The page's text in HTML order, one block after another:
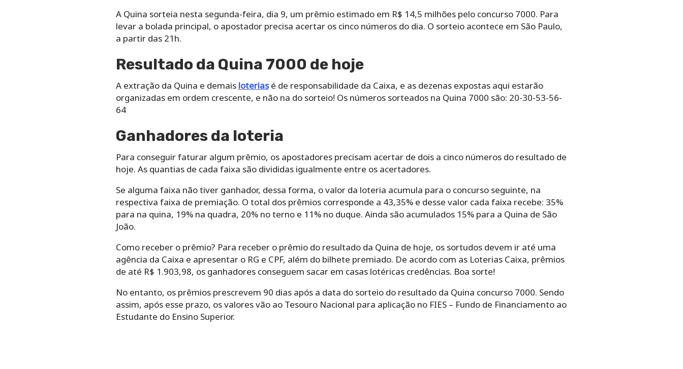
A Quina sorteia nesta segunda-feira, dia 9, um prêmio estimado em R$ 14,5 milhões pelo concurso 7000. Para
levar a bolada principal, o apostador precisa acertar os cinco números do dia. O sorteio acontece em São Paulo,
a partir das 21h.
Resultado da Quina 7000 de hoje
A extração da Quina e demais loteriasé de responsabilidade da Caixa, e as dezenas expostas aqui estarão
organizadas em ordem crescente, e não na do sorteio! Os números sorteados na Quina 7000 são: 20-30-53-56-
64
Ganhadores da loteria
Para conseguir faturar algum prêmio, os apostadores precisam acertar de dois a cinco números do resultado de
hoje. As quantias de cada faixa são divididas igualmente entre os acertadores.
Se alguma faixa não tiver ganhador, dessa forma, o valor da loteria acumula para o concurso seguinte, na
respectiva faixa de premiação. O total dos prêmios corresponde a 43,35% e desse valor cada faixa recebe: 35%
para na quina, 19% na quadra, 20% no terno e 11% no duque. Ainda são acumulados 15% para a Quina de São
João.
Como receber o prêmio? Para receber o prêmio do resultado da Quina de hoje, os sortudos devem ir até uma
agência da Caixa e apresentar o RG e CPF, além do bilhete premiado. De acordo com as Loterias Caixa, prêmios
de até R$ 1.903,98, os ganhadores conseguem sacar em casas lotéricas credências. Boa sorte!
No entanto, os prêmios prescrevem 90 dias após a data do sorteio do resultado da Quina concurso 7000. Sendo
assim, após esse prazo, os valores vão ao Tesouro Nacional para aplicação no FIES – Fundo de Financiamento ao
Estudante do Ensino Superior.